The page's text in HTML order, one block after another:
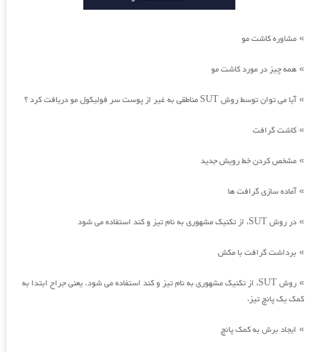
» مشاوره کاشت مو
» همه چیز در مورد کاشت مو
»آیا می توان توسط روش SUT مناطقی به غیر از پوست سر فولیکول مو دریافت کرد ؟
» کاشت گرافت
» مشخص کردن خط رویش جدید
»آماده سازی گرافت ها
» در روش SUT، از تکنیک مشهوری به نام تیز و کند استفاده می شود
» برداشت گرافت با مکش
»
روش SUT، از تکنیک مشهوری به نام تیز و کند استفاده می شود. یعنی جراح ابتدا به
کمک یک پانچ تیز،
» ایجاد برش به کمک پانچ